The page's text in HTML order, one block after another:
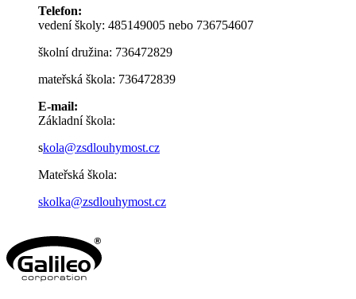
Telefon:
vedení školy: 485149005 nebo 736754607
školní družina: 736472829
mateřská škola: 736472839
E-mail:
Základní škola:
skola@zsdlouhymost.cz
Mateřská škola:
skolka@zsdlouhymost.cz